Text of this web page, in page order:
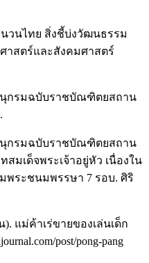
นวนไทย สิ่งชี้บ่งวัฒนธรรม
สตร์และสังคมศาสตร์
นุกรมฉบับราชบัณฑิตยสถาน
นุกรมฉบับราชบัณฑิตยสถาน
สมเด็จพระเจ้าอยู่หัว เนื่องใน
พระชนมพรรษา 7 รอบ. ศิริ
). แม่ค้าเร่ขายของเล่นเด็ก
post/pong-pang